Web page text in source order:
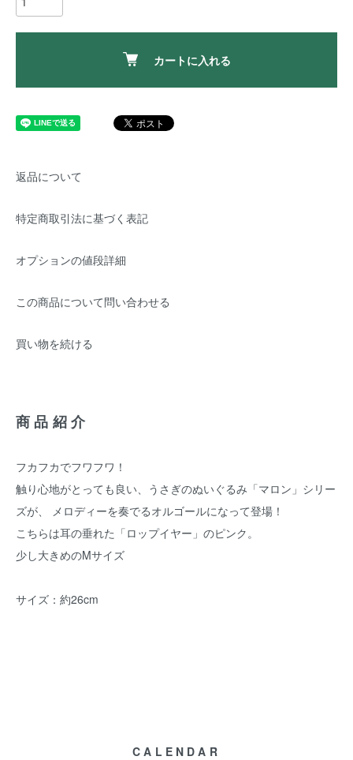
カートに入れる
返品について
特定商取引法に基づく表記
オプションの値段詳細
この商品について問い合わせる
買い物を続ける
商品紹介
フカフカでフワフワ！
触り心地がとっても良い、うさぎのぬいぐるみ「マロン」シリー
ズが、 メロディーを奏でるオルゴールになって登場！
こちらは耳の垂れた「ロップイヤー」のピンク。
少し大きめのMサイズ
サイズ：約26cm
CALENDAR